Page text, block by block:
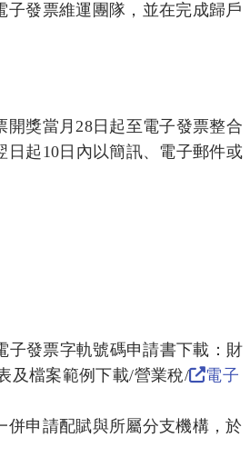
發票維運團隊，並在完成歸戶
獎當月28日起至電子發票整合
起10日內以簡訊、電子郵件或
子發票字軌號碼申請書下載：財
及檔案範例下載/營業稅/
電子
併申請配賦與所屬分支機構，於